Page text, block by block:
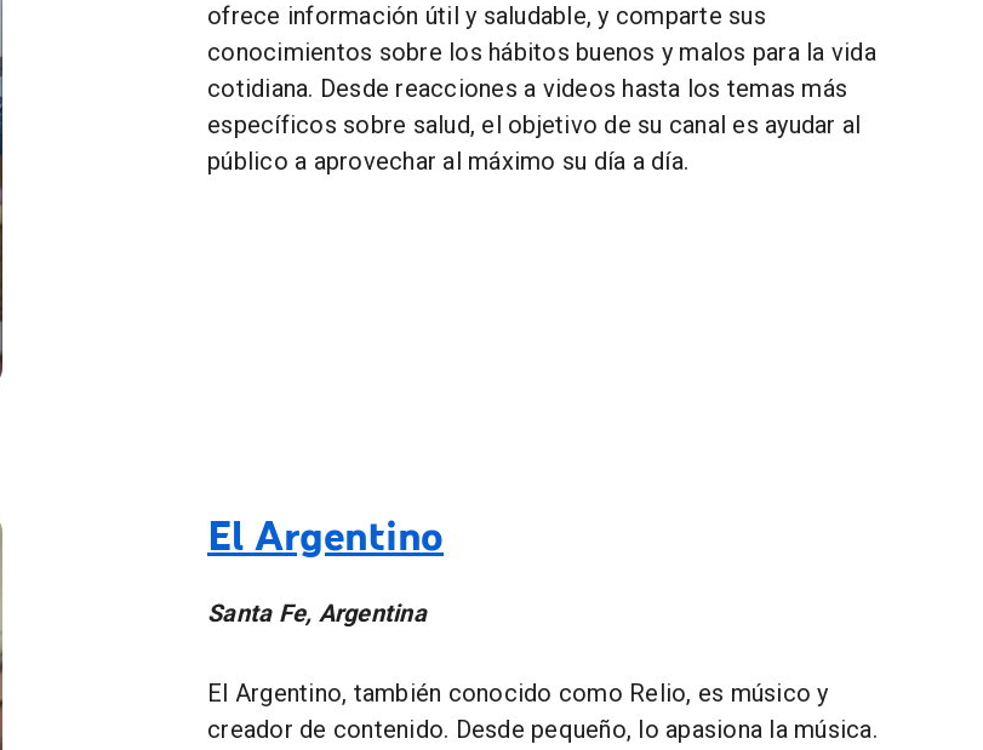
ofrece información útil y saludable, y comparte sus
conocimientos sobre los hábitos buenos y malos para la vida
cotidiana. Desde reacciones a videos hasta los temas más
específicos sobre salud, el objetivo de su canal es ayudar al
público a aprovechar al máximo su día a día.
El Argentino
Santa Fe, Argentina
El Argentino, también conocido como Relio, es músico y
creador de contenido. Desde pequeño, lo apasiona la música.